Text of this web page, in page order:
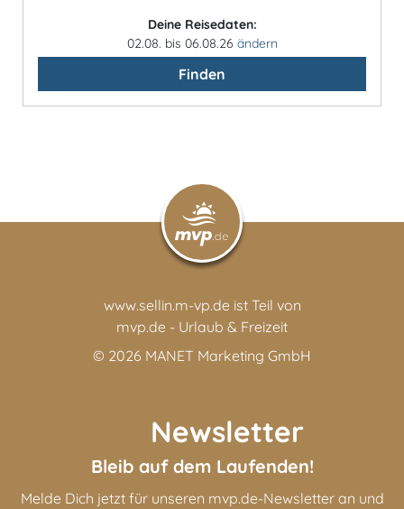
Deine Reisedaten:
02.08. bis 06.08.26 ändern
Finden
www.sellin.m-vp.de ist Teil von
mvp.de - Urlaub & Freizeit
© 2026 MANET Marketing GmbH
Newsletter
Bleib auf dem Laufenden!
Melde Dich jetzt für unseren mvp.de-Newsletter an und